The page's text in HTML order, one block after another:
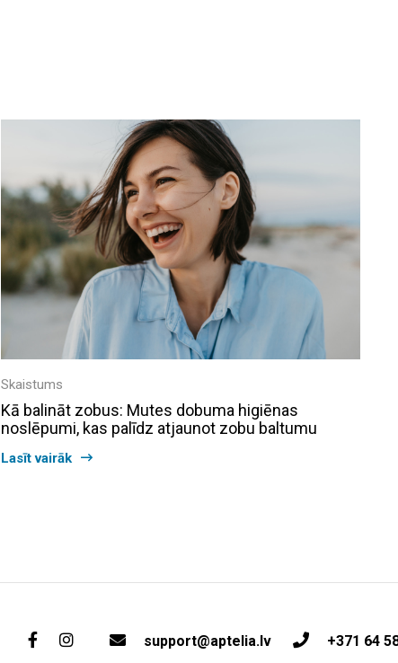
Skaistums
Kā balināt zobus: Mutes dobuma higiēnas
noslēpumi, kas palīdz atjaunot zobu baltumu
Lasīt vairāk
support@aptelia.lv +371 64